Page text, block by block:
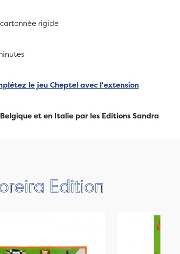
rigide
le jeu Cheptel avec l'extension
et en Italie par les Editions Sandra
Edition